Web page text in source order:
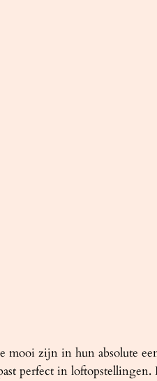
mooi zijn in hun absolute
perfect in